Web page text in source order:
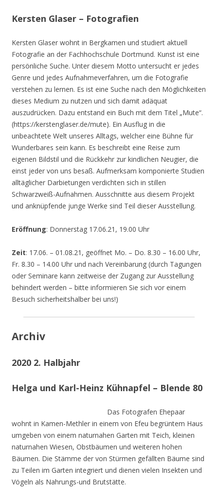
Kersten Glaser – Fotografien
Kersten Glaser wohnt in Bergkamen und studiert aktuell
Fotografie an der Fachhochschule Dortmund. Kunst ist eine
persönliche Suche. Unter diesem Motto untersucht er jedes
Genre und jedes Aufnahmeverfahren, um die Fotografie
verstehen zu lernen. Es ist eine Suche nach den Möglichkeiten
dieses Medium zu nutzen und sich damit adäquat
auszudrücken. Dazu entstand ein Buch mit dem Titel „Mute“.
(https://kerstenglaser.de/mute). Ein Ausflug in die
unbeachtete Welt unseres Alltags, welcher eine Bühne für
Wunderbares sein kann. Es beschreibt eine Reise zum
eigenen Bildstil und die Rückkehr zur kindlichen Neugier, die
einst jeder von uns besaß. Aufmerksam komponierte Studien
alltäglicher Darbietungen verdichten sich in stillen
Schwarzweiß-Aufnahmen. Ausschnitte aus diesem Projekt
und anknüpfende junge Werke sind Teil dieser Ausstellung.
Eröffnung: Donnerstag 17.06.21, 19.00 Uhr
Zeit: 17.06. – 01.08.21, geöffnet Mo. – Do. 8.30 – 16.00 Uhr,
Fr. 8.30 – 14.00 Uhr und nach Vereinbarung (durch Tagungen
oder Seminare kann zeitweise der Zugang zur Ausstellung
behindert werden – bitte informieren Sie sich vor einem
Besuch sicherheitshalber bei uns!)
Archiv
2020 2. Halbjahr
Helga und Karl-Heinz Kühnapfel – Blende 80
Das Fotografen Ehepaar
wohnt in Kamen-Methler in einem von Efeu begrüntem Haus
umgeben von einem naturnahen Garten mit Teich, kleinen
naturnahen Wiesen, Obstbäumen und weiteren hohen
Bäumen. Die Stämme der von Stürmen gefällten Bäume sind
zu Teilen im Garten integriert und dienen vielen Insekten und
Vögeln als Nahrungs-und Brutstätte.